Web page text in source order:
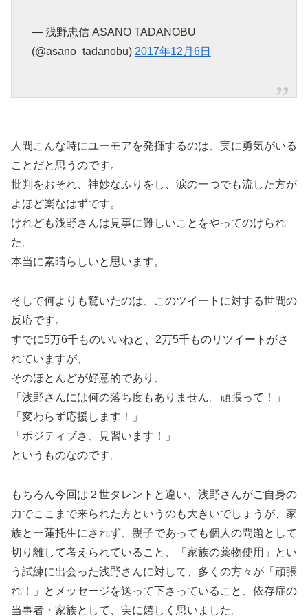
— 浅野忠信 ASANO TADANOBU
(@asano_tadanobu) 2017年12月6日
人間こんな時にユーモアを発揮するのは、実に勇気がいる
ことだと思うのです。
批判をおそれ、神妙なふりをし、涙の一つでも流した方が
よほど楽なはずです。
けれども浅野さんは見事に難しいことをやってのけられ
た。
本当に素晴らしいと思います。
そして何よりも驚いたのは、このツイートに対する世間の
反応です。
すでに5万6千ものいいねと、2万5千ものリツイートがさ
れていますが、
そのほとんどが好意的であり、
「浅野さんには何の落ち度もありません。頑張って！」
「変わらず応援します！」
「ポジティブさ、見習います！」
というものなのです。
もちろん今回は２世タレントと違い、浅野さんがご自身の
力でここまで来られた方というのも大きいでしょうが、家
族と一蓮托生にされず、親子であっても個人の問題として
切り離して考えられていること、「家族の薬物使用」とい
う試練に出会った浅野さんに対して、多くの方々が「頑張
れ！」とメッセージを送って下さっていること、依存症の
当事者・家族として、実に嬉しく思いました。